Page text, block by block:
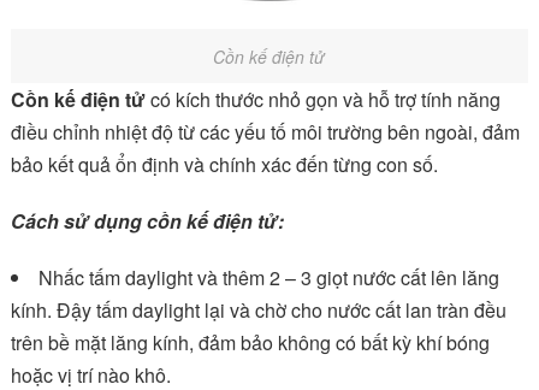
Cồn kế điện tử
Cồn kế điện tửcó kích thước nhỏ gọn và hỗ trợ tính năng
điều chỉnh nhiệt độ từ các yếu tố môi trường bên ngoài, đảm
bảo kết quả ổn định và chính xác đến từng con số.
Cách sử dụng cồn kế điện tử:
Nhấc tấm daylight và thêm 2 – 3 giọt nước cất lên lăng
kính. Đậy tấm daylight lại và chờ cho nước cất lan tràn đều
trên bề mặt lăng kính, đảm bảo không có bất kỳ khí bóng
hoặc vị trí nào khô.